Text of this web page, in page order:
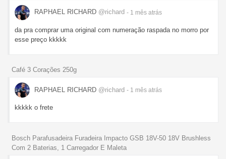
RAPHAEL RICHARD @richard - 1 mês atrás
da pra comprar uma original com numeração raspada no morro por
esse preço kkkkk
Café 3 Corações 250g
RAPHAEL RICHARD @richard - 1 mês atrás
kkkkk o frete
Bosch Parafusadeira Furadeira Impacto GSB 18V-50 18V Brushless
Com 2 Baterias, 1 Carregador E Maleta